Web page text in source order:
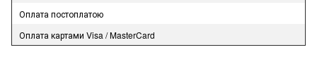
Оплата постоплатою
Оплата картами Visa / MasterCard